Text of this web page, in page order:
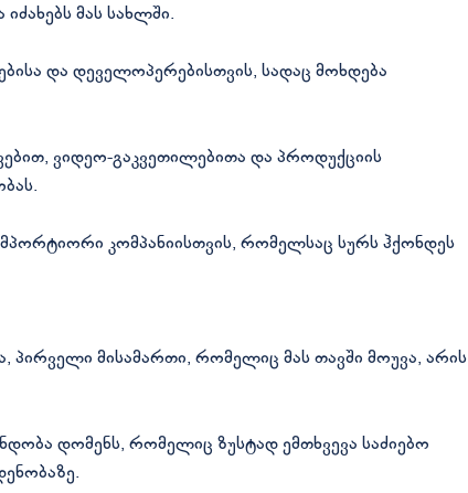
მას სახლში.
და დეველოპერებისთვის, სადაც მოხდება
ვიდეო-გაკვეთილებითა და პროდუქციის
კომპანიისთვის, რომელსაც სურს ჰქონდეს
პირველი მისამართი, რომელიც მას თავში მოუვა, არის
დომენს, რომელიც ზუსტად ემთხვევა საძიებო